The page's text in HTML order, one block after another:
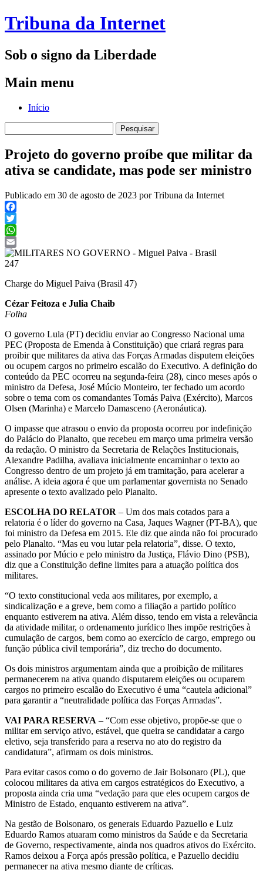
Tribuna da Internet
Sob o signo da Liberdade
Main menu
Skip
Início
por:
Projeto do governo proíbe que militar da
ativa se candidate, mas pode ser ministro
Publicado em 30 de agosto de 2023 por Tribuna da Internet
Facebook
Twitter
WhatsApp
Email
Charge do Miguel Paiva (Brasil 47)
Cézar Feitoza e Julia Chaib
Folha
O governo Lula (PT) decidiu enviar ao Congresso Nacional uma
PEC (Proposta de Emenda à Constituição) que criará regras para
proibir que militares da ativa das Forças Armadas disputem eleições
ou ocupem cargos no primeiro escalão do Executivo. A definição do
conteúdo da PEC ocorreu na segunda-feira (28), cinco meses após o
ministro da Defesa, José Múcio Monteiro, ter fechado um acordo
sobre o tema com os comandantes Tomás Paiva (Exército), Marcos
Olsen (Marinha) e Marcelo Damasceno (Aeronáutica).
O impasse que atrasou o envio da proposta ocorreu por indefinição
do Palácio do Planalto, que recebeu em março uma primeira versão
da redação. O ministro da Secretaria de Relações Institucionais,
Alexandre Padilha, avaliava inicialmente encaminhar o texto ao
Congresso dentro de um projeto já em tramitação, para acelerar a
análise. A ideia agora é que um parlamentar governista no Senado
apresente o texto avalizado pelo Planalto.
ESCOLHA DO RELATOR – Um dos mais cotados para a
relatoria é o líder do governo na Casa, Jaques Wagner (PT-BA), que
foi ministro da Defesa em 2015. Ele diz que ainda não foi procurado
pelo Planalto. “Mas eu vou lutar pela relatoria”, disse. O texto,
assinado por Múcio e pelo ministro da Justiça, Flávio Dino (PSB),
diz que a Constituição define limites para a atuação política dos
militares.
“O texto constitucional veda aos militares, por exemplo, a
sindicalização e a greve, bem como a filiação a partido político
enquanto estiverem na ativa. Além disso, tendo em vista a relevância
da atividade militar, o ordenamento jurídico lhes impõe restrições à
cumulação de cargos, bem como ao exercício de cargo, emprego ou
função pública civil temporária”, diz trecho do documento.
Os dois ministros argumentam ainda que a proibição de militares
permanecerem na ativa quando disputarem eleições ou ocuparem
cargos no primeiro escalão do Executivo é uma “cautela adicional”
para garantir a “neutralidade política das Forças Armadas”.
VAI PARA RESERVA – “Com esse objetivo, propõe-se que o
militar em serviço ativo, estável, que queira se candidatar a cargo
eletivo, seja transferido para a reserva no ato do registro da
candidatura”, afirmam os dois ministros.
Para evitar casos como o do governo de Jair Bolsonaro (PL), que
colocou militares da ativa em cargos estratégicos do Executivo, a
proposta ainda cria uma “vedação para que eles ocupem cargos de
Ministro de Estado, enquanto estiverem na ativa”.
Na gestão de Bolsonaro, os generais Eduardo Pazuello e Luiz
Eduardo Ramos atuaram como ministros da Saúde e da Secretaria
de Governo, respectivamente, ainda nos quadros ativos do Exército.
Ramos deixou a Força após pressão política, e Pazuello decidiu
permanecer na ativa mesmo diante de críticas.